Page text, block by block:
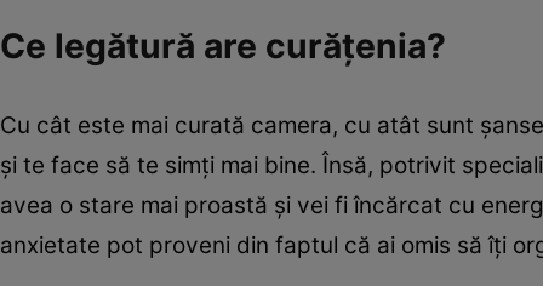
Ce legătură are curăţenia?
Cu cât este mai curată camera, cu atât sunt
şi te face să te simţi mai bine. Însă, potrivit
avea o stare mai proastă şi vei fi încărcat cu
anxietate pot proveni din faptul că ai omis să îţi